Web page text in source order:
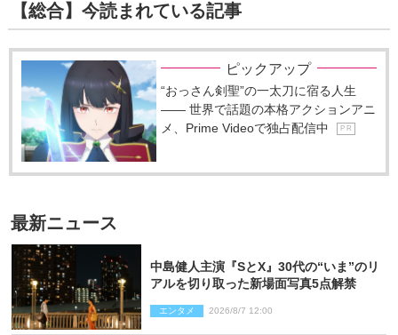
【総合】今読まれている記事
ピックアップ
“おっさん剣聖”の一太刀に宿る人生
―― 世界で話題の本格アクションアニ
メ、Prime Videoで独占配信中
P R
最新ニュース
中島健人主演『SとX』30代の“いま”のリ
アルを切り取った新場面写真5点解禁
エンタメ 2026/8/7 12:00